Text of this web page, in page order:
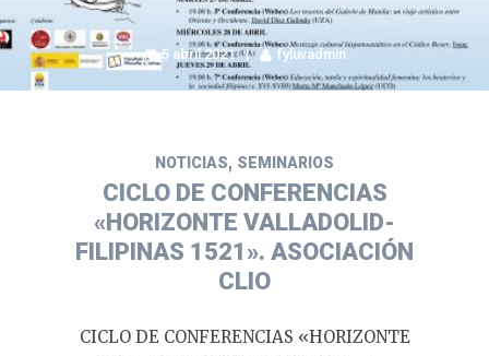
5 abril 2021 fyluvadmin
NOTICIAS, SEMINARIOS
CICLO DE CONFERENCIAS
«HORIZONTE VALLADOLID-
FILIPINAS 1521». ASOCIACIÓN
CLIO
CICLO DE CONFERENCIAS «HORIZONTE